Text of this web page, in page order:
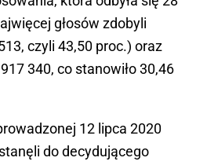
głosów zdobyli
czyli 43,50 proc.) oraz
340, co stanowiło 30,46
12 lipca 2020
do decydującego